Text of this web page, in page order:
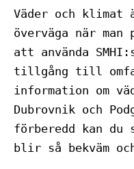
Väder och
överväga när man
att använda
tillgång till
information om
Dubrovnik och
förberedd kan
blir så bekväm